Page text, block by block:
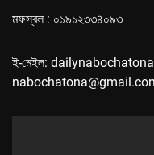
মফস্বল : ০১৯১২৩৩৪০৯৩
ই-মেইল: